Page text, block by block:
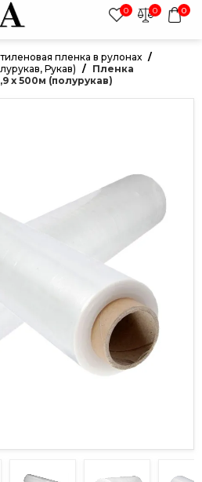
0 0 0
пленка в рулонах
Рукав)
Пленка
х 500м (полурукав)